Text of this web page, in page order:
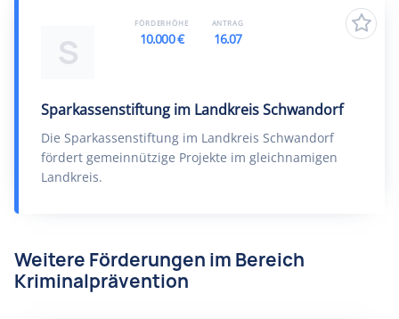
S
Sparkassenstiftung im Landkreis Schwandorf
Die Sparkassenstiftung im Landkreis Schwandorf
fördert gemeinnützige Projekte im gleichnamigen
Landkreis.
FÖRDERHÖHE
10.000 €
ANTRAG
16.07
Weitere Förderungen im Bereich
Kriminalprävention